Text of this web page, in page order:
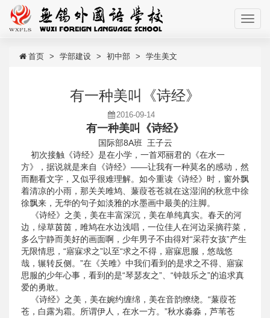
首页 学部建设 初中部 学生美文
有一种美叫《诗经》
2016-09-14
有一种美叫《诗经》
国际部8A班 王子云
初次接触《诗经》是在小学，一首邓丽君的《在水一
方》，据说就是来自《诗经》——让我有一种莫名的感动，然
而翻看文字，又似乎很难理解。如今重读《诗经》时，窗外飘
着清凉的小雨，那关关雎鸠、蒹葭苍苍就在这湿润的秋意中徐
徐飘来，无华的句子如淡雅的水墨画中最美的注脚。
《诗经》之美，美在丰富深沉，美在单纯真实。春天的河
边，绿草茵茵，雎鸠在水边浅唱，一位佳人在河边采摘荇菜，
多么宁静而美好的画面啊，少年男子不由得对“采荇女孩”产生
无限情思，“寤寐求之”以至“求之不得，寤寐思服，悠哉悠
哉，辗转反侧。”在《关雎》中我们看到的是求之不得、寤寐
思服的少年心事，看到的是“琴瑟友之”、“钟鼓乐之”的追求真
爱的勇敢。
《诗经》之美，美在婉约缠绵，美在音韵缭绕。“蒹葭苍
苍，白露为霜。所谓伊人，在水一方。”秋水淼淼，芦苇苍